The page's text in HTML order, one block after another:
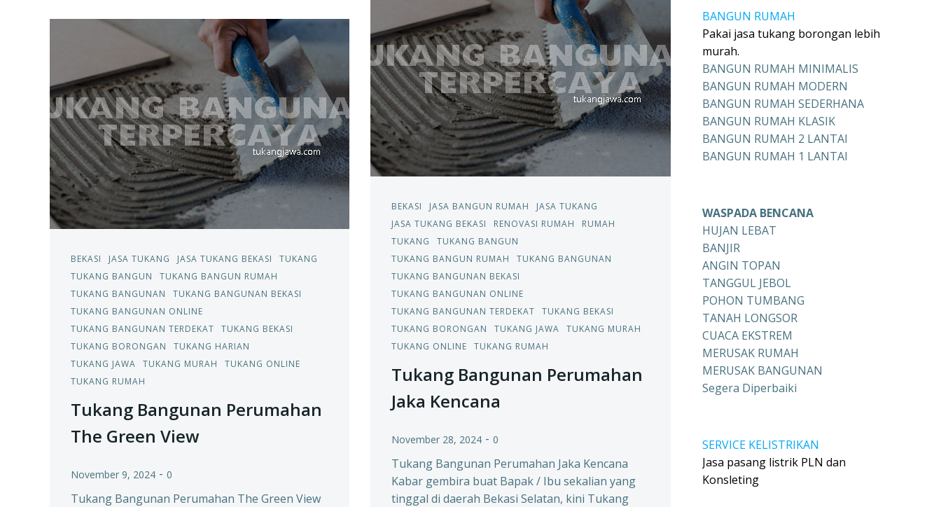
BEKASI JASA BANGUN RUMAH
JASA TUKANG
JASA TUKANG BEKASI
RENOVASI RUMAH
RUMAH
TUKANG
TUKANG BANGUN
TUKANG BANGUN RUMAH
TUKANG BANGUNAN
TUKANG BANGUNAN BEKASI
TUKANG BANGUNAN ONLINE
TUKANG BANGUNAN TERDEKAT
TUKANG BEKASI
TUKANG BORONGAN
TUKANG JAWA
TUKANG MURAH
TUKANG ONLINE
TUKANG RUMAH
Tukang Bangunan Perumahan
Jaka Kencana
November 28, 2024 - 0
Tukang Bangunan Perumahan Jaka Kencana
Kabar gembira buat Bapak / Ibu sekalian yang
tinggal di daerah Bekasi Selatan, kini Tukang
BEKASI JASA TUKANG JASA TUKANG BEKASI
TUKANG
TUKANG BANGUN
TUKANG BANGUN RUMAH
TUKANG BANGUNAN
TUKANG BANGUNAN BEKASI
TUKANG BANGUNAN ONLINE
TUKANG BANGUNAN TERDEKAT
TUKANG BEKASI
TUKANG BORONGAN
TUKANG HARIAN
TUKANG JAWA
TUKANG MURAH
TUKANG ONLINE
TUKANG RUMAH
Tukang Bangunan Perumahan
The Green View
November 9, 2024 - 0
Tukang Bangunan Perumahan The Green View
BANGUN RUMAH
Pakai jasa tukang borongan lebih
murah.
BANGUN RUMAH MINIMALIS
BANGUN RUMAH MODERN
BANGUN RUMAH SEDERHANA
BANGUN RUMAH KLASIK
BANGUN RUMAH 2 LANTAI
BANGUN RUMAH 1 LANTAI
WASPADA BENCANA
HUJAN LEBAT
BANJIR
ANGIN TOPAN
TANGGUL JEBOL
POHON TUMBANG
TANAH LONGSOR
CUACA EKSTREM
MERUSAK RUMAH
MERUSAK BANGUNAN
Segera Diperbaiki
SERVICE KELISTRIKAN
Jasa pasang listrik PLN dan
Konsleting